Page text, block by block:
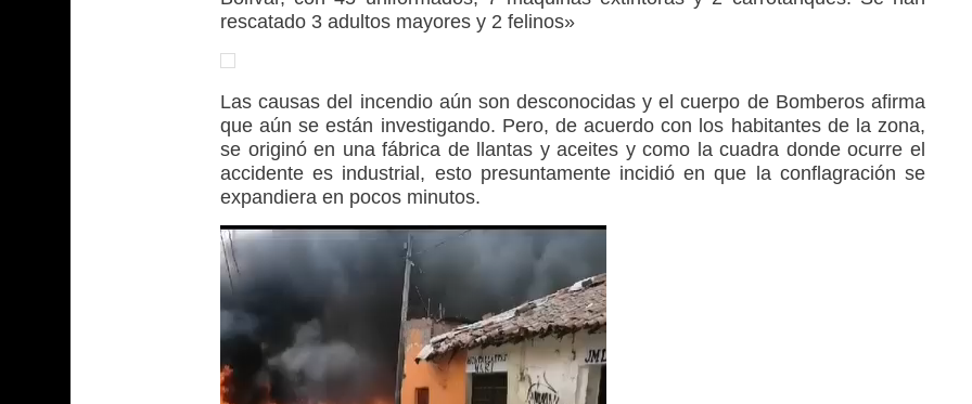
rescatado 3 adultos mayores y 2 felinos»
Las causas del incendio aún son desconocidas y el cuerpo de Bomberos afirma
que aún se están investigando. Pero, de acuerdo con los habitantes de la zona,
se originó en una fábrica de llantas y aceites y como la cuadra donde ocurre el
accidente es industrial, esto presuntamente incidió en que la conflagración se
expandiera en pocos minutos.
Reproductor
de
vídeo